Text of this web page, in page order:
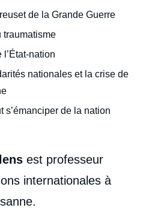
de la Grande Guerre
traumatisme
l’État-nation
nationales et la crise de
s’émanciper de la nation
est professeur
internationales à